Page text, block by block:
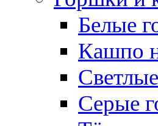
Белые
Кашпо
Серые